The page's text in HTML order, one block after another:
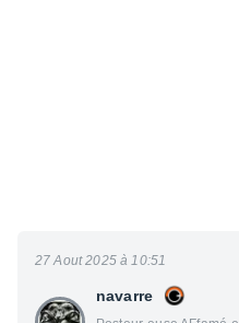
navarre
27 Aout 2025 à 10:51